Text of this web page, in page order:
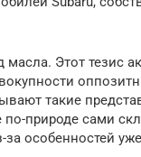
Этот тезис
такие
по-природе сами
особенностей